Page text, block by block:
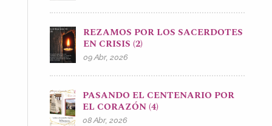
REZAMOS POR LOS SACERDOTES
EN CRISIS (2)
09 Abr, 2026
PASANDO EL CENTENARIO POR
EL CORAZÓN (4)
08 Abr, 2026